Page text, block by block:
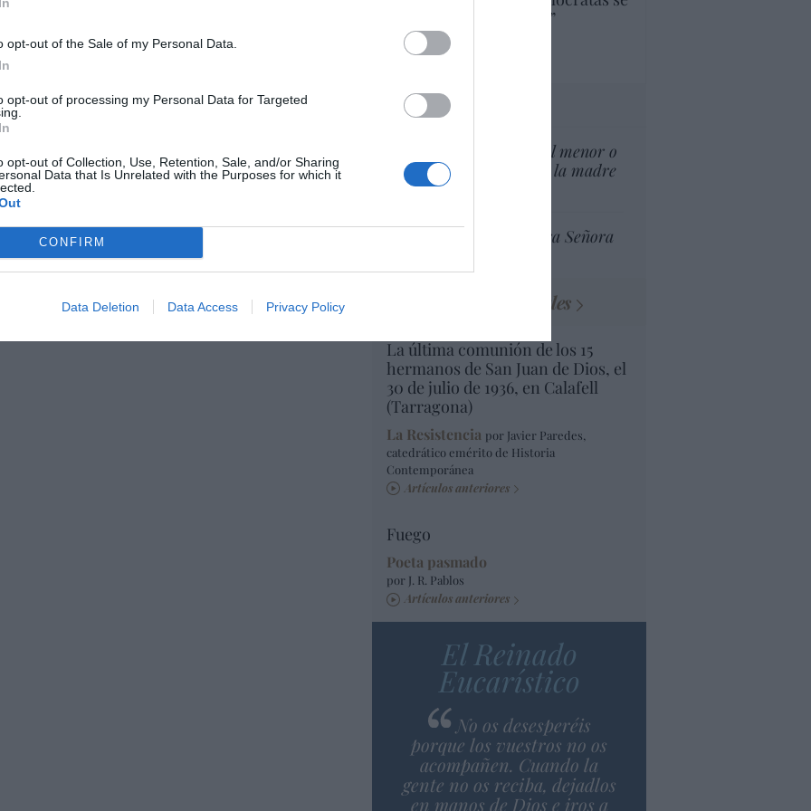
opt-out of the Sale of my Personal Data.
opt-out of processing my Personal Data for Targeted
opt-out of Collection, Use, Retention, Sale, and/or Sharing
Data that Is Unrelated with the Purposes for which it
CONFIRM
Data Deletion Data Access Privacy Policy
08/26 14:09
es un sinvergüenza que ha abandonado a
Ceuta es España. Tenemos un
en connivencia con Marruecos”: acusa
las dos columnas de Hércules
define como “socialista”
por Ignacio Aguirre
Cartas al director
¿El Superior interés el menor o
el superior interés de la madre
Ceuta celebra Nuestra Señora
Minucias visuales
La última comunión de los 15
hermanos de San Juan de Dios, el
30 de julio de 1936, en Calafell
(Tarragona)
La Resistencia por Javier Paredes,
catedrático emérito de Historia
Contemporánea
Artículos anteriores
Fuego
Poeta pasmado
por J. R. Pablos
Artículos anteriores
El Reinado
Eucarístico
No os desesperéis
porque los vuestros no os
acompañen. Cuando la
gente no os reciba, dejadlos
en manos de Dios e iros a